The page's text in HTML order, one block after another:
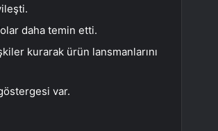
daha temin etti.
kurarak ürün lansmanlarını
var.